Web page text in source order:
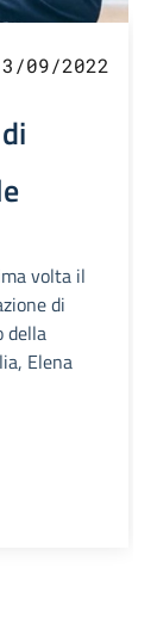
09/2022
volta il
di
della
Elena